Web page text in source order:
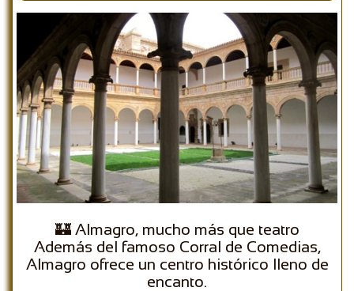
🏰 Almagro, mucho más que teatro
Además del famoso Corral de Comedias,
Almagro ofrece un centro histórico lleno de
encanto.